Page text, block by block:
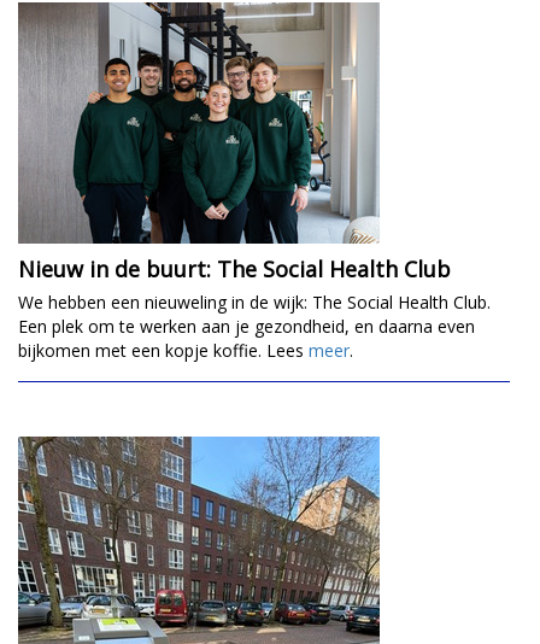
Nieuw in de buurt: The Social Health Club
We hebben een nieuweling in de wijk: The Social Health Club.
Een plek om te werken aan je gezondheid, en daarna even
bijkomen met een kopje koffie. Lees meer.